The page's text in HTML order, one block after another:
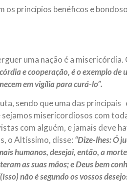
os princípios benéficos e
uma nação é a misericórdia.
e cooperação, é o exemplo de
em vigília para curá-lo”.
sendo que uma das
sejamos misericordiosos com
com alguém, e jamais deve
o Altíssimo, disse: “Dize-lhes: Ó
humanos, desejai, então, a
as suas mãos; e Deus bem
não é segundo os vossos